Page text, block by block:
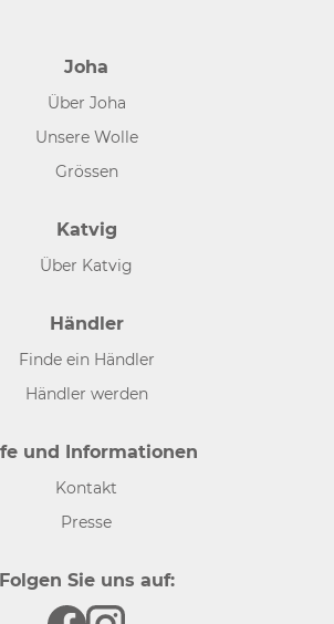
Joha
Über Joha
Unsere Wolle
Grössen
Katvig
Über Katvig
Händler
Finde ein Händler
Händler werden
und Informationen
Kontakt
Presse
Folgen Sie uns auf: